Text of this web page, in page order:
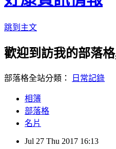
跳到主文
歡迎到訪我的部落
部落格全站分類： 日常記錄
相簿
部落格
名片
Jul 27 Thu 2017 16:13